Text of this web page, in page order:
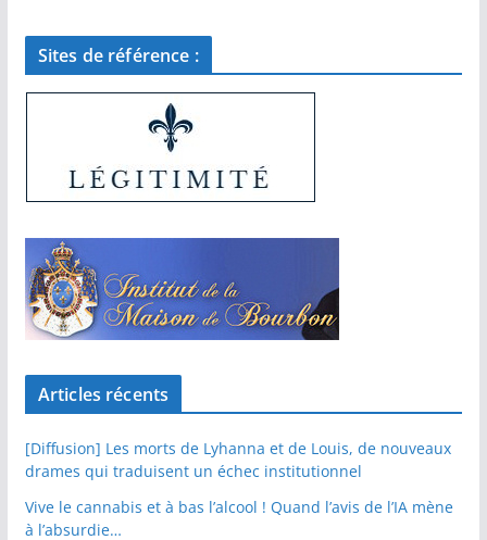
Sites de référence :
Articles récents
[Diffusion] Les morts de Lyhanna et de Louis, de nouveaux
drames qui traduisent un échec institutionnel
Vive le cannabis et à bas l’alcool ! Quand l’avis de l’IA mène
à l’absurdie…